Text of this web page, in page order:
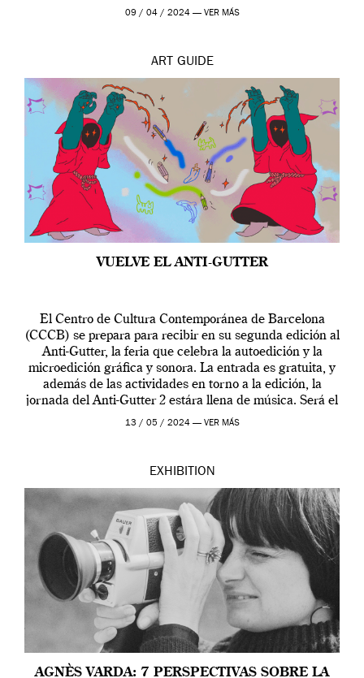
por […]
09 / 04 / 2024 — VER MÁS
ART GUIDE
VUELVE EL ANTI-GUTTER
El Centro de Cultura Contemporánea de Barcelona
(CCCB) se prepara para recibir en su segunda edición al
Anti-Gutter, la feria que celebra la autoedición y la
microedición gráfica y sonora. La entrada es gratuita, y
además de las actividades en torno a la edición, la
jornada del Anti-Gutter 2 estára llena de música. Será el
[…]
13 / 05 / 2024 — VER MÁS
EXHIBITION
AGNÈS VARDA: 7 PERSPECTIVAS SOBRE LA